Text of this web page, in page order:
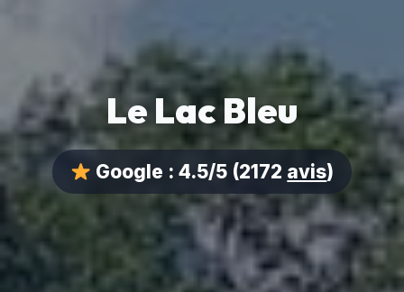
Le Lac Bleu
Google :4.5/5 (2172 avis)